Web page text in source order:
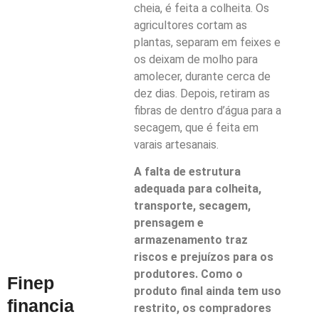
Finep
financia
cheia, é feita a colheita. Os
agricultores cortam as
plantas, separam em feixes e
os deixam de molho para
amolecer, durante cerca de
dez dias. Depois, retiram as
fibras de dentro d’água para a
secagem, que é feita em
varais artesanais.
A falta de estrutura
adequada para colheita,
transporte, secagem,
prensagem e
armazenamento traz
riscos e prejuízos para os
produtores. Como o
produto final ainda tem uso
restrito, os compradores